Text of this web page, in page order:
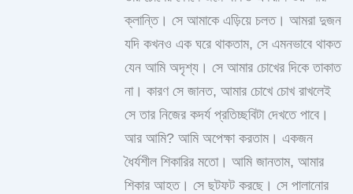
ক্লান্তি। সে আমাকে এড়িয়ে চলত। আমরা দুজন
যদি কখনও এক ঘরে থাকতাম, সে এমনভাবে থাকত
যেন আমি অদৃশ্য। সে আমার চোখের দিকে তাকাত
না। কারণ সে জানত, আমার চোখে চোখ রাখলেই
সে তার নিজের কদর্য প্রতিচ্ছবিটা দেখতে পাবে।
আর আমি? আমি অপেক্ষা করতাম। একজন
ধৈর্যশীল শিকারির মতো। আমি জানতাম, আমার
শিকার আহত। সে ছটফট করছে। সে পালানোর